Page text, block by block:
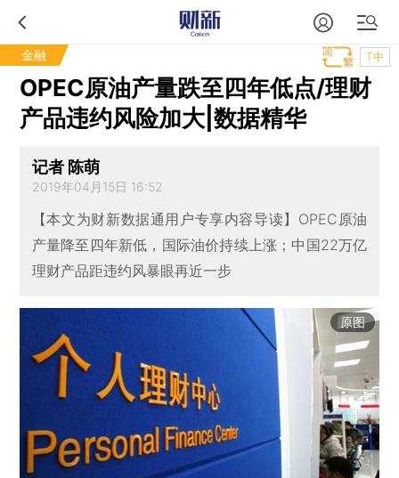
金融 T中
OPEC原油产量跌至四年低点/理财
产品违约风险加大|数据精华
记者 陈萌
2019年04月15日 16:52
【本文为财新数据通用户专享内容导读】OPEC原油
产量降至四年新低，国际油价持续上涨；中国22万亿
理财产品距违约风暴眼再近一步
原图